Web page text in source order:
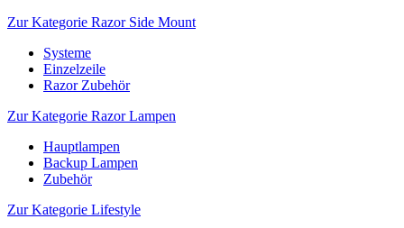
Zur Kategorie Razor Side Mount
Systeme
Einzelzeile
Razor Zubehör
Zur Kategorie Razor Lampen
Hauptlampen
Backup Lampen
Zubehör
Zur Kategorie Lifestyle